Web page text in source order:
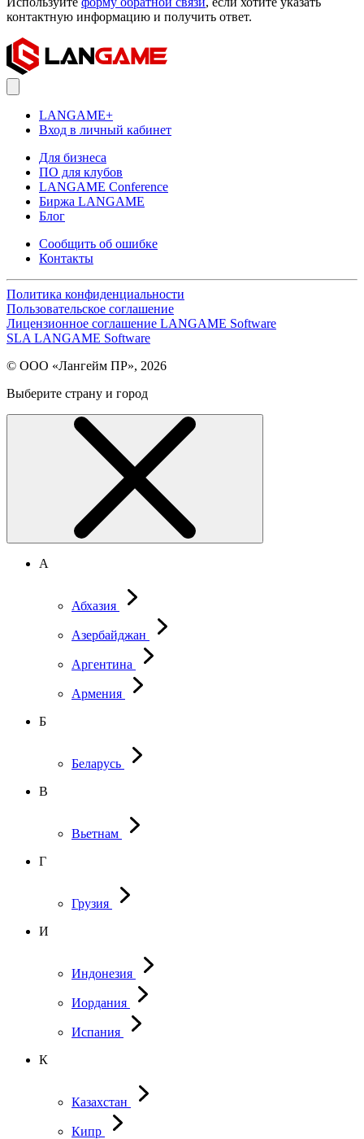
контактную информацию и получить ответ.
LANGAME+
Вход в личный кабинет
Для бизнеса
ПО для клубов
LANGAME Conference
Биржа LANGAME
Блог
Сообщить об ошибке
Контакты
Политика конфиденциальности
Пользовательское соглашение
Лицензионное соглашение LANGAME Software
SLA LANGAME Software
© ООО «Лангейм ПР», 2026
Выберите страну и город
А
Абхазия
Азербайджан
Аргентина
Армения
Б
Беларусь
В
Вьетнам
Г
Грузия
И
Индонезия
Иордания
Испания
К
Казахстан
Кипр